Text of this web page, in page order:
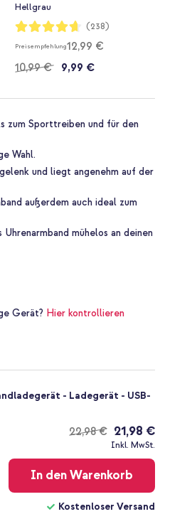
Hellgrau
Bewertung:
93%
(238)
Preisempfehlung12,99 €
10,99 €
9,99 €
zum Sporttreiben und für den
Wahl.
und liegt angenehm auf der
außerdem auch ideal zum
mühelos an deinen
Gerät? Hier kontrollieren
- Ladegerät - USB-
22,98 €
Kostenloser
21,98 €
Inkl. MwSt.
In den Warenkorb
Kostenloser Versand